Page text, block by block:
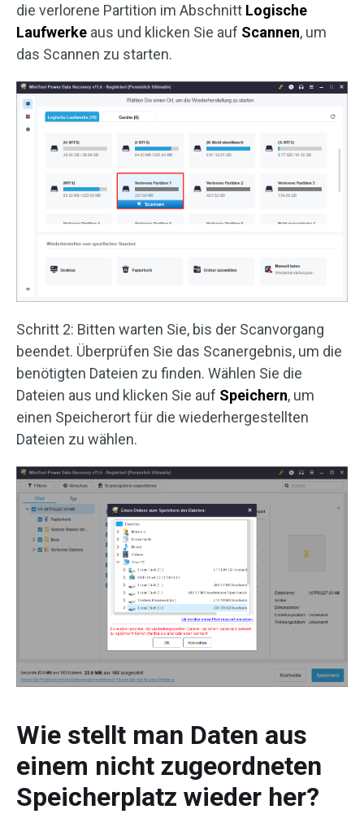
die verlorene Partition im Abschnitt Logische
Laufwerke aus und klicken Sie auf Scannen, um
das Scannen zu starten.
Schritt 2: Bitten warten Sie, bis der Scanvorgang
beendet. Überprüfen Sie das Scanergebnis, um die
benötigten Dateien zu finden. Wählen Sie die
Dateien aus und klicken Sie auf Speichern, um
einen Speicherort für die wiederhergestellten
Dateien zu wählen.
Wie stellt man Daten aus
einem nicht zugeordneten
Speicherplatz wieder her?